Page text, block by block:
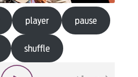
player pause
shuffle